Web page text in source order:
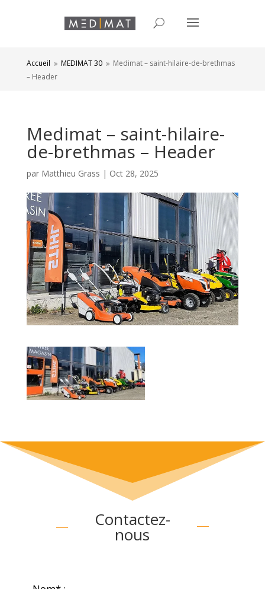
Accueil 9 MEDIMAT 30 9 Medimat – saint-hilaire-de-brethmas
– Header
Medimat – saint-hilaire-
de-brethmas – Header
par Matthieu Grass | Oct 28, 2025
Contactez-
nous